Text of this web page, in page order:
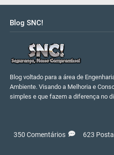
Blog SNC!
Blog voltado para a área de
Ambiente. Visando a Melhoria e
simples e que fazem a diferença no
350 Comentários 623